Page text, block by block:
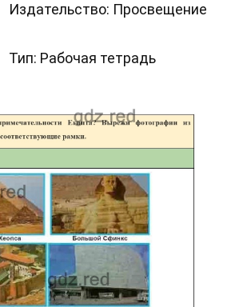
Издательство: Просвещение
Тип: Рабочая тетрадь